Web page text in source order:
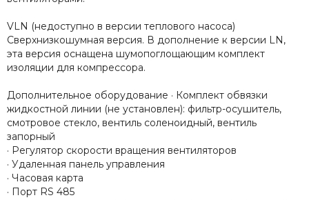
VLN (недоступно в версии теплового насоса)
Сверхнизкошумная версия. В дополнение к версии LN,
эта версия оснащена шумопоглощающим комплект
изоляции для компрессора.
Дополнительное оборудование · Комплект обвязки
жидкостной линии (не установлен): фильтр-осушитель,
смотровое стекло, вентиль соленоидный, вентиль
запорный
· Регулятор скорости вращения вентиляторов
· Удаленная панель управления
· Часовая карта
· Порт RS 485